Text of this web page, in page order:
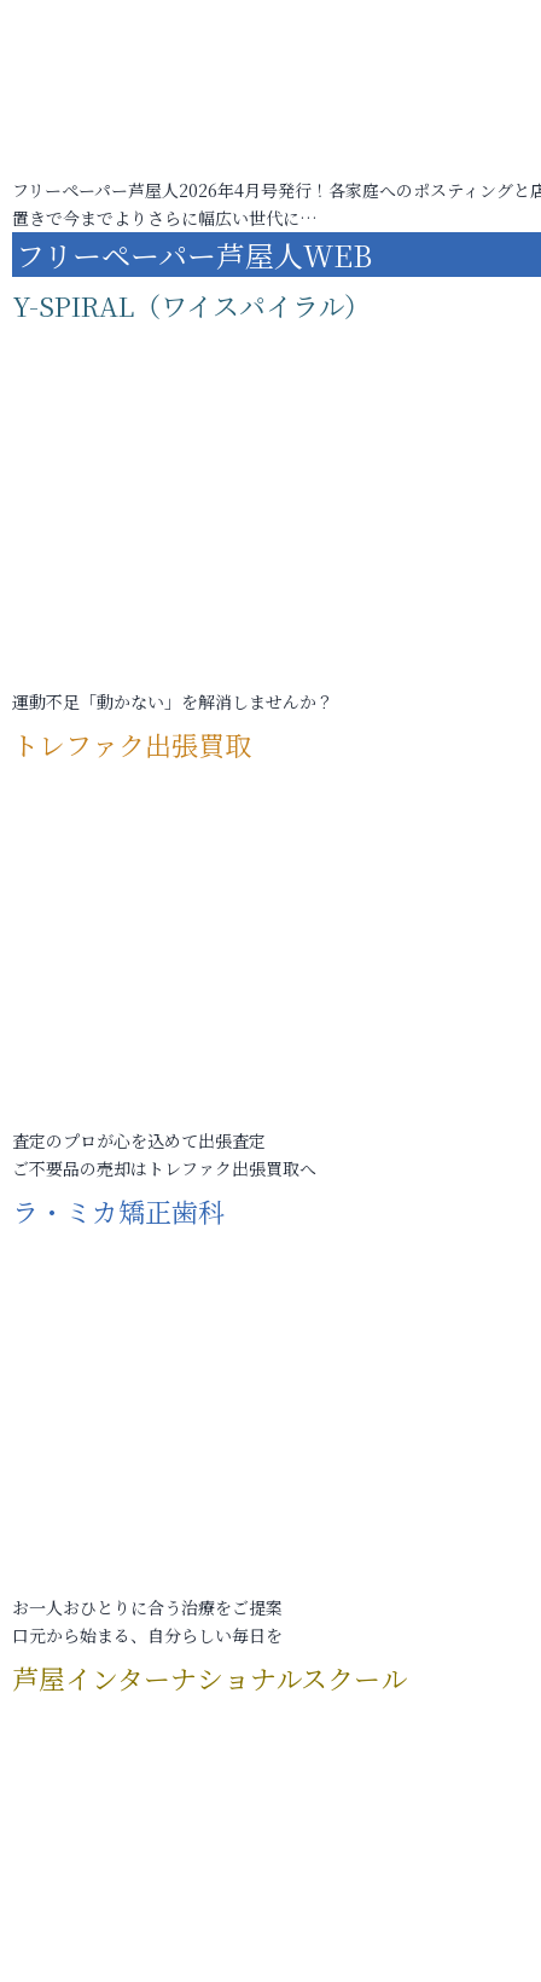
フリーペーパー芦屋人2026年4月号発行！各家庭へのポスティングと
置きで今までよりさらに幅広い世代に…
フリーペーパー芦屋人WEB
Y-SPIRAL（ワイスパイラル）
運動不足「動かない」を解消しませんか？
トレファク出張買取
査定のプロが心を込めて出張査定
ご不要品の売却はトレファク出張買取へ
ラ・ミカ矯正歯科
お一人おひとりに合う治療をご提案
口元から始まる、自分らしい毎日を
芦屋インターナショナルスクール